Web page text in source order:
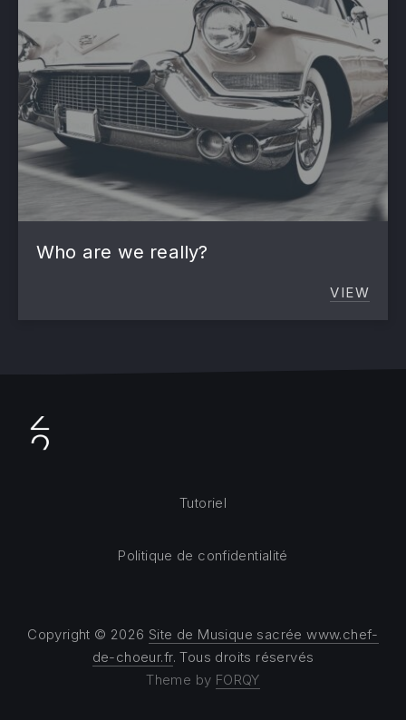
Who are we really?
VIEWWHO
Copyright © 2026 Site de Musique sacrée www.chef-
de-choeur.fr. Tous droits réservés
Theme by FORQY
Tutoriel
Politique de confidentialité
PREVIOUS